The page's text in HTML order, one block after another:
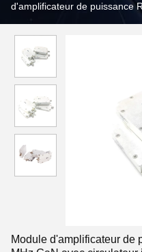
d'amplificateur de puissance
Module d'amplificateur de